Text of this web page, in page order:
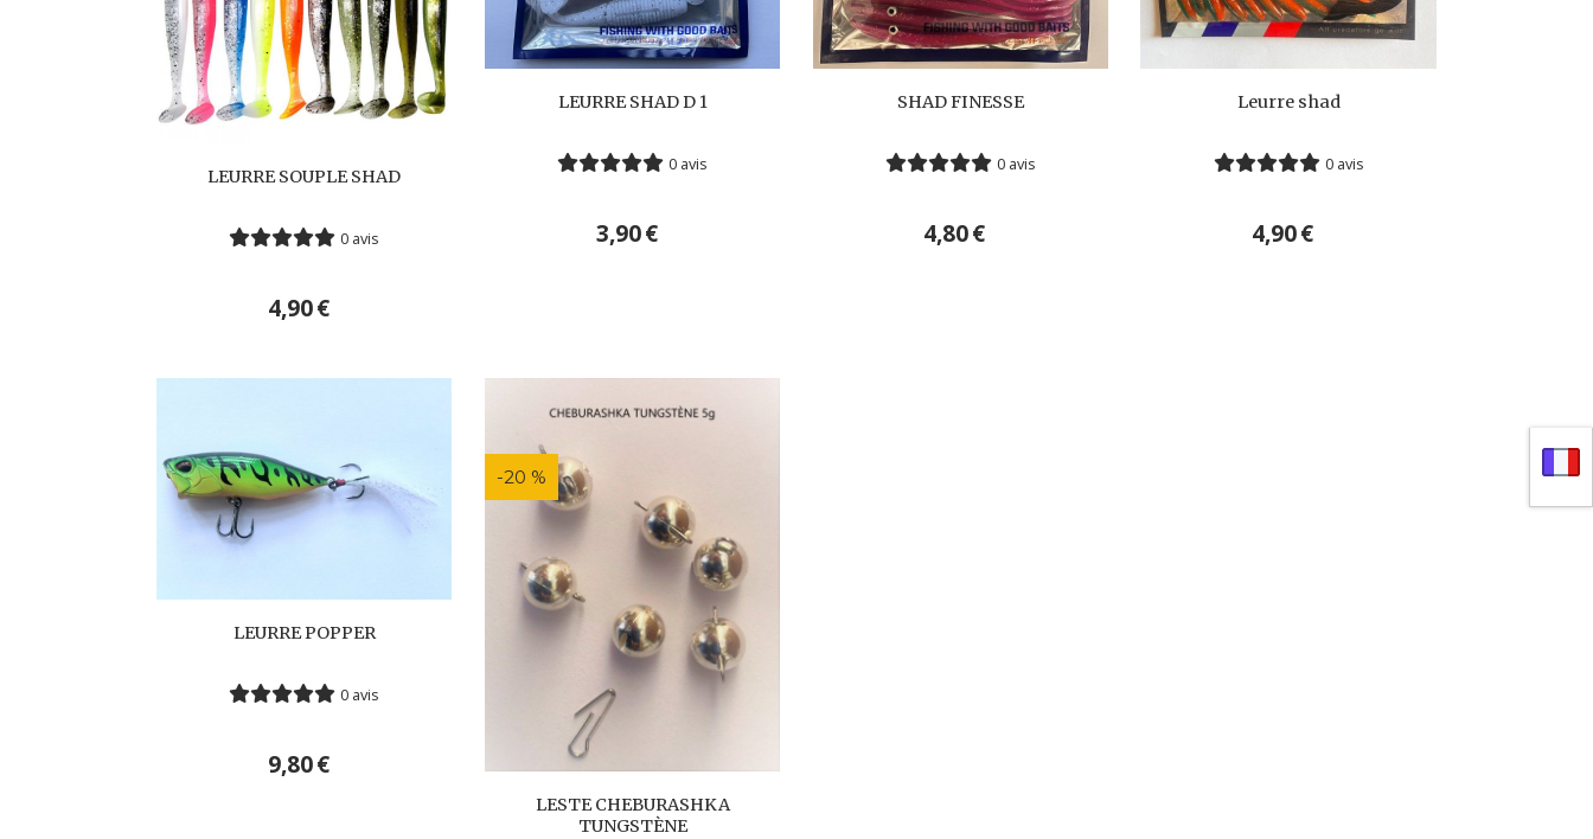
LEURRE SOUPLE SHAD
0 avis
4,90€
LEURRE SHAD D 1
0 avis
3,90€
SHAD FINESSE
0 avis
4,80€
Leurre shad
0 avis
4,90€
LEURRE POPPER
0 avis
9,80€
-20 %
LESTE CHEBURASHKA
TUNGSTÈNE